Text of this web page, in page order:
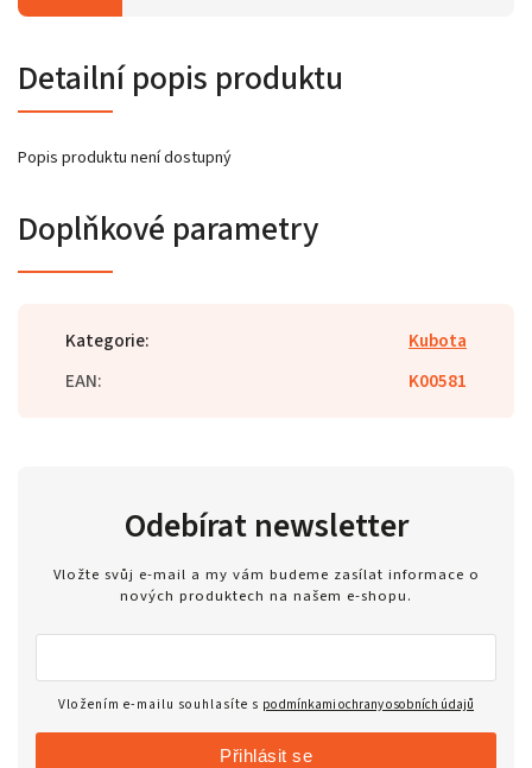
Detailní popis produktu
Popis produktu není dostupný
Doplňkové parametry
Kategorie:
Kubota
EAN: K00581
Odebírat newsletter
Vložte svůj e-mail a my vám budeme zasílat informace o
nových produktech na našem e-shopu.
Vložením e-mailu souhlasíte s podmínkami ochrany osobních údajů
Přihlásit se